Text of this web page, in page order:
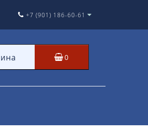
+7 (901) 186-60-61
0